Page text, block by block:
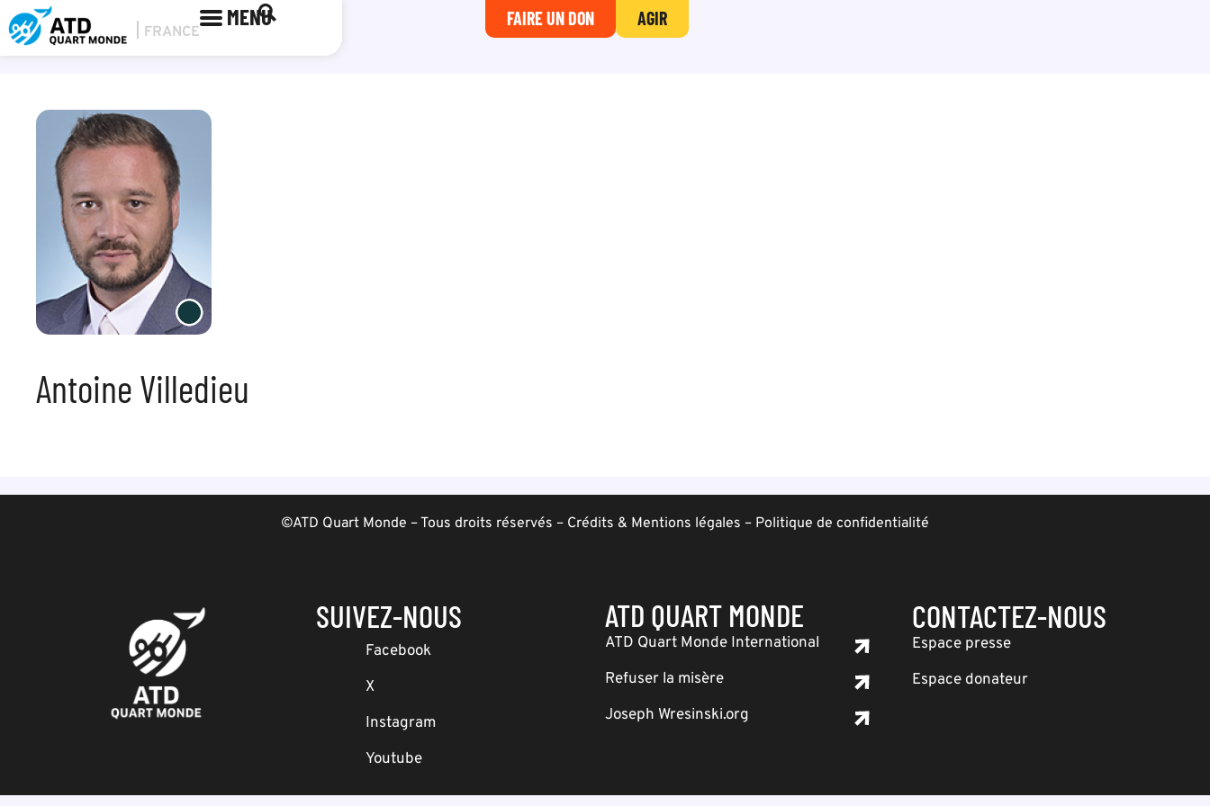
MENU FAIRE UN DON AGIR
Antoine Villedieu
©ATD Quart Monde – Tous droits réservés – Crédits & Mentions légales – Politique de confidentialité
SUIVEZ-NOUS
Facebook
X
Instagram
Youtube
ATD QUART MONDE
ATD Quart Monde International
Refuser la misère
Joseph Wresinski.org
CONTACTEZ-NOUS
Espace presse
Espace donateur